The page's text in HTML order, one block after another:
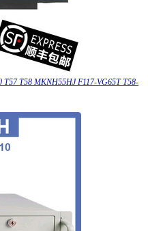
T58 MKNH55HJ F117-VG65T T58-